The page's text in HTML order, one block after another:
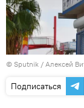
© Sputnik / Алексей
Подписаться